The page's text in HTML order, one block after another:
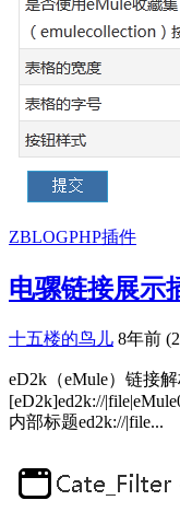
ZBLOGPHP插件
电骡链接展示
十五楼的鸟儿 8年前
eD2k（eMule）链接
[eD2k]ed2k://
内部标题ed2k://|file...